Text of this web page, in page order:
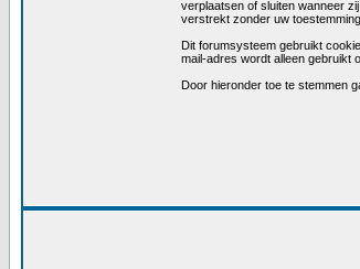
verplaatsen of sluiten wanneer
verstrekt zonder uw
Dit forumsysteem gebruikt
mail-adres wordt alleen gebruikt
Door hieronder toe te stemmen